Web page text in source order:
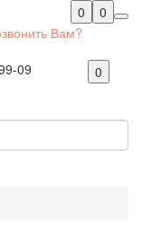
0
0
Вам?
09
0